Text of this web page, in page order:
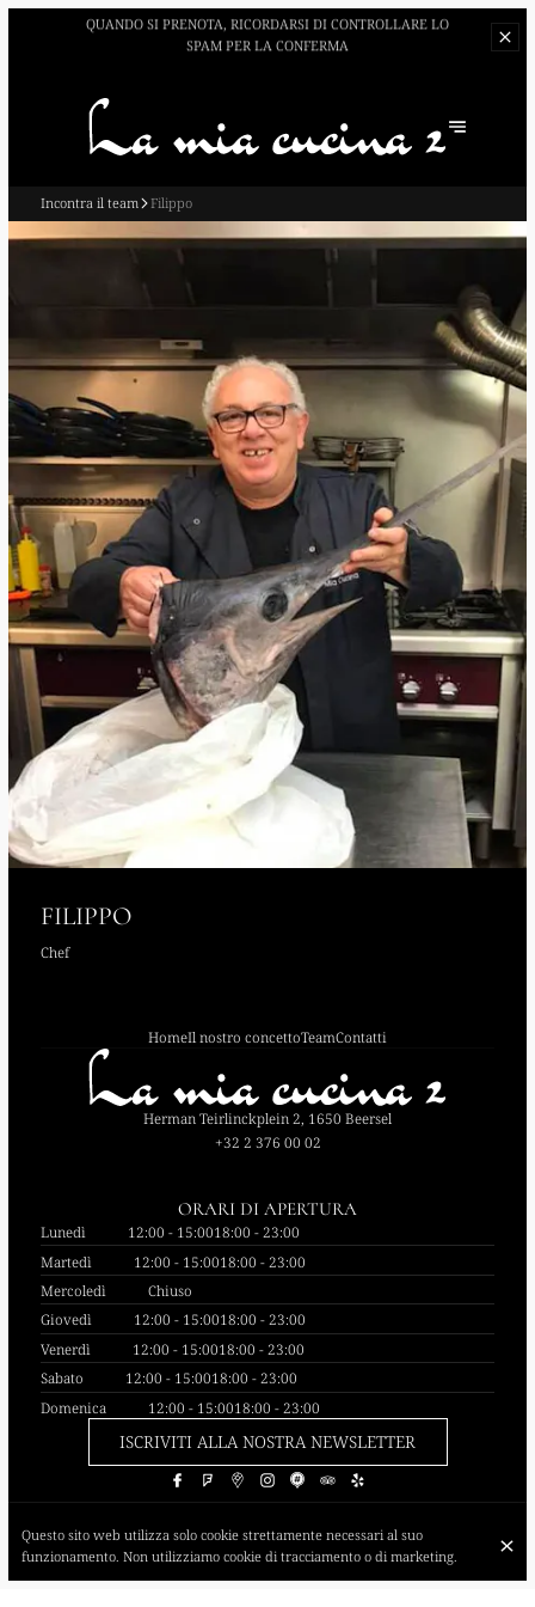
QUANDO SI PRENOTA, RICORDARSI DI CONTROLLARE LO
SPAM PER LA CONFERMA
Incontra il team Filippo
FILIPPO
Chef
HomeIl nostro concettoTeamContatti
Herman Teirlinckplein 2, 1650 Beersel
+32 2 376 00 02
ORARI DI APERTURA
Lunedì 12:00 - 15:0018:00 - 23:00
Martedì
12:00 - 15:0018:00 - 23:00
Mercoledì
Chiuso
Giovedì
12:00 - 15:0018:00 - 23:00
Venerdì
12:00 - 15:0018:00 - 23:00
Sabato
12:00 - 15:0018:00 - 23:00
Domenica
12:00 - 15:0018:00 - 23:00
ISCRIVITI ALLA NOSTRA NEWSLETTER
© La Mia Cucina 2 2026
Avviso legaleProtezione dei datiImpostazioni dei cookie
Questo sito web utilizza solo cookie strettamente necessari al suo
funzionamento. Non utilizziamo cookie di tracciamento o di marketing.